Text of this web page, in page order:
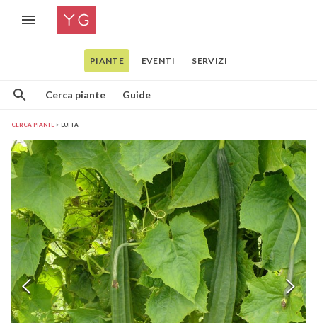
PIANTE EVENTI SERVIZI
Cerca piante Guide
CERCA PIANTE LUFFA